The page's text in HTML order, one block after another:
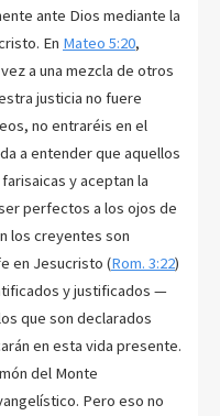
ante Dios mediante la
En Mateo 5:20,
a una mezcla de otros
justicia no fuere
no entraréis en el
a entender que aquellos
y aceptan la
perfectos a los ojos de
los creyentes son
en Jesucristo (Rom. 3:22)
y justificados —
que son declarados
en esta vida presente.
del Monte
Pero eso no